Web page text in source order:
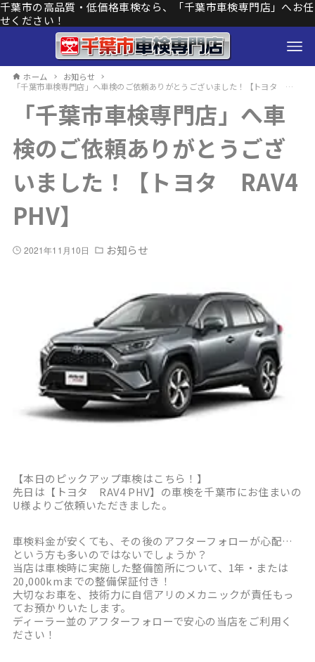
千葉市の高品質・低価格車検なら、「千葉市車検専門店」へお任
せください！
ホーム
お知らせ
「千葉市車検専門店」へ車検のご依頼ありがとうございました！【トヨタ RAV4 PHV】
「千葉市車検専門店」へ車
検のご依頼ありがとうござ
いました！【トヨタ RAV4
PHV】
2021年11月10日 お知らせ
【本日のピックアップ車検はこちら！】
先日は【トヨタ RAV4 PHV】の車検を千葉市にお住まいの
U様よりご依頼いただきました。
車検料金が安くても、その後のアフターフォローが心配…
という方も多いのではないでしょうか？
当店は車検時に実施した整備箇所について、1年・または
20,000kmまでの整備保証付き！
大切なお車を、技術力に自信アリのメカニックが責任もっ
てお預かりいたします。
ディーラー並のアフターフォローで安心の当店をご利用く
ださい！